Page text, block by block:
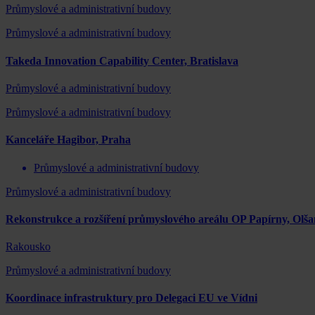
Průmyslové a administrativní budovy
Průmyslové a administrativní budovy
Takeda Innovation Capability Center, Bratislava
Průmyslové a administrativní budovy
Průmyslové a administrativní budovy
Kanceláře Hagibor, Praha
Průmyslové a administrativní budovy
Průmyslové a administrativní budovy
Rekonstrukce a rozšíření průmyslového areálu OP Papírny,
Rakousko
Průmyslové a administrativní budovy
Koordinace infrastruktury pro Delegaci EU ve Vídni